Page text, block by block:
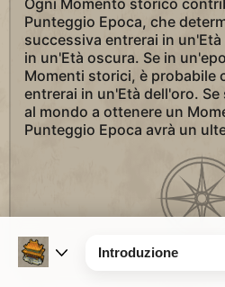
Ogni Momento storico
Punteggio Epoca, che
successiva entrerai in
in un'Età oscura. Se in
Momenti storici, è probabile
entrerai in un'Età dell'oro.
al mondo a ottenere un
Punteggio Epoca avrà un
Introduzione